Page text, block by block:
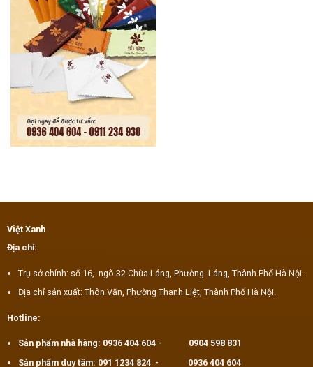
Việt Xanh
Địa chỉ:
Trụ sở chính: số 16, ngõ 32 Chùa Láng, Phường Láng, Thành Phố Hà Nội.
Địa chỉ sản xuất: Thôn Văn, Phường Thanh Liệt, Thành Phố Hà Nội.
Hotline:
Sản phẩm nhà hàng: 0936 404 604- 0904 598 831
Sản phẩm duy tâm: 091 1234 824 -
0936 404 604